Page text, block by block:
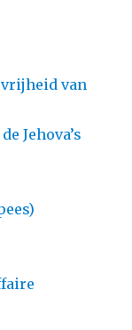
vrijheid van
Jehova’s